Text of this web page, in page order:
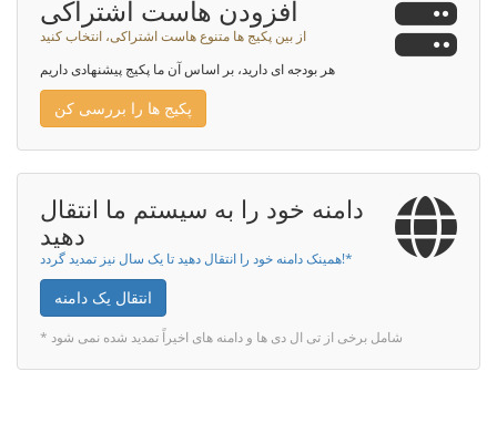
افزودن هاست اشتراکی
از بین پکیج ها متنوع هاست اشتراکی، انتخاب کنید
هر بودجه ای دارید، بر اساس آن ما پکیج پیشنهادی داریم
پکیج ها را بررسی کن
دامنه خود را به سیستم ما انتقال
دهید
همینک دامنه خود را انتقال دهید تا یک سال نیز تمدید گردد!*
انتقال یک دامنه
* شامل برخی از تی ال دی ها و دامنه های اخیراً تمدید شده نمی شود